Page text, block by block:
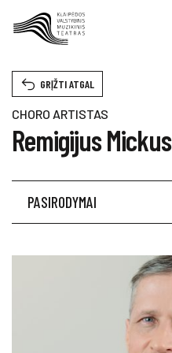
CHORO ARTISTAS
Remigijus Mickus
GRĮŽTI ATGAL
PASIRODYMAI